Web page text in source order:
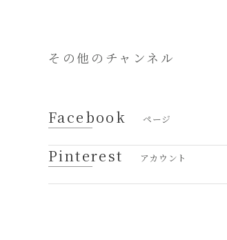
その他のチャンネル
Facebook ページ
Pinterest アカウント